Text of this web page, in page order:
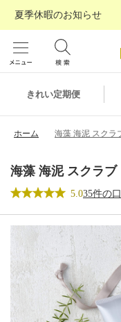
きれい定期便
夏季休暇のお知らせ
ホーム 海藻 海泥 スクラ
海藻 海泥 スクラブ
5.035件の